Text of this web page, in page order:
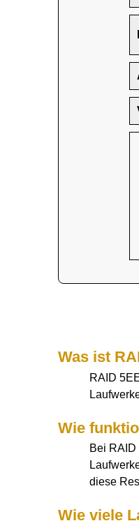
Was ist
RAID
Wie
Bei
diese
Wie viele